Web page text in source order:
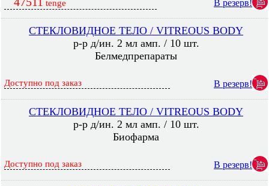
tenge В резерв!
СТЕКЛОВИДНОЕ ТЕЛО / VITREOUS BODY
р-р д/ин. 2 мл амп. / 10 шт.
Белмедпрепараты
Доступно под заказ В резерв!
СТЕКЛОВИДНОЕ ТЕЛО / VITREOUS BODY
р-р д/ин. 2 мл амп. / 10 шт.
Биофарма
Доступно под заказ В резерв!